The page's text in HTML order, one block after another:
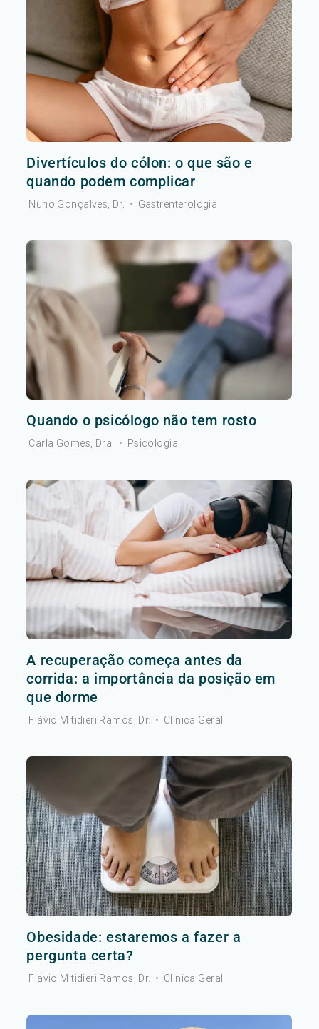
Divertículos do cólon: o que são e
quando podem complicar
Nuno Gonçalves, Dr. • Gastrenterologia
Quando o psicólogo não tem rosto
Carla Gomes, Dra. • Psicologia
A recuperação começa antes da
corrida: a importância da posição em
que dorme
Flávio Mitidieri Ramos, Dr. • Clinica Geral
Obesidade: estaremos a fazer a
pergunta certa?
Flávio Mitidieri Ramos, Dr. • Clinica Geral